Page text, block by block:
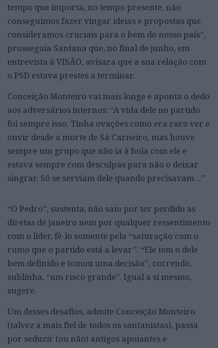
tempo que importa, no tempo presente, não
conseguimos fazer vingar ideias e propostas que
consideramos cruciais para o bem do nosso país”,
prosseguia Santana que, no final de junho, em
entrevista à VISÃO, avisara que a sua relação com
o PSD estava prestes a terminar.
Conceição Monteiro vai mais longe e aponta o dedo
aos adversários internos: “A vida dele no partido
foi sempre isso. Tinha ovações como era raro ver e
ouvir desde a morte de Sá Carneiro, mas houve
sempre um grupo que não ia à bola com ele e
estava sempre com desculpas para não o deixar
singrar. Só se serviam dele quando precisavam…”
“O Pedro”, sustenta, não saiu por ter perdido as
diretas de janeiro nem por qualquer ressentimento
com o líder, fê-lo somente pela “saturação com o
rumo que o partido está a levar”. “Ele tem o dele
bem definido e tomou uma decisão”, correndo,
sublinha, “um risco grande”. Igual a si mesmo,
sugere.
Um desses desafios, admite Conceição Monteiro
(talvez a mais fiel de todos os santanistas), passa
por seduzir (ou não) antigos apoiantes e